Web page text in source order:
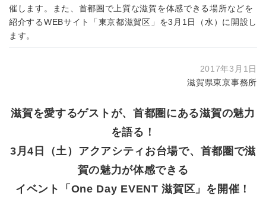
催します。また、首都圏で上質な滋賀を体感できる場所などを
紹介するWEBサイト「東京都滋賀区」を3月1日（水）に開設し
ます。
2017年3月1日
滋賀県東京事務所
滋賀を愛するゲストが、首都圏にある滋賀の魅力
を語る！
3月4日（土）アクアシティお台場で、首都圏で滋
賀の魅力が体感できる
イベント「One Day EVENT 滋賀区」を開催！